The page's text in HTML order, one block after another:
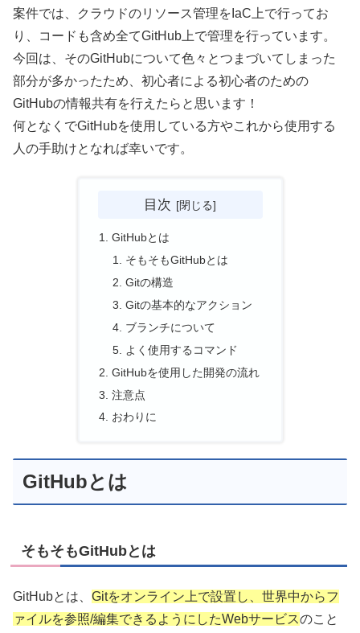
案件では、クラウドのリソース管理をIaC上で行ってお
り、コードも含め全てGitHub上で管理を行っています。
今回は、そのGitHubについて色々とつまづいてしまった
部分が多かったため、初心者による初心者のための
GitHubの情報共有を行えたらと思います！
何となくでGitHubを使用している方やこれから使用する
人の手助けとなれば幸いです。
目次
GitHubとは
そもそもGitHubとは
Gitの構造
Gitの基本的なアクション
ブランチについて
よく使用するコマンド
GitHubを使用した開発の流れ
注意点
おわりに
GitHubとは
そもそもGitHubとは
GitHubとは、 Gitをオンライン上で設置し、世界中からフ
ァイルを参照/編集できるようにしたWebサービスのこと